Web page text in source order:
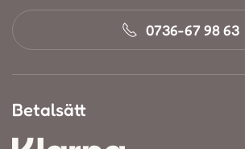
0736-67 98 63
Betalsätt